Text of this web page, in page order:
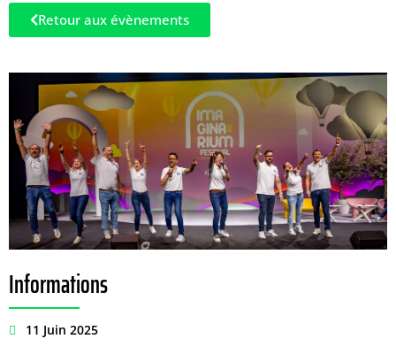
Retour aux évènements
Informations
11 Juin 2025